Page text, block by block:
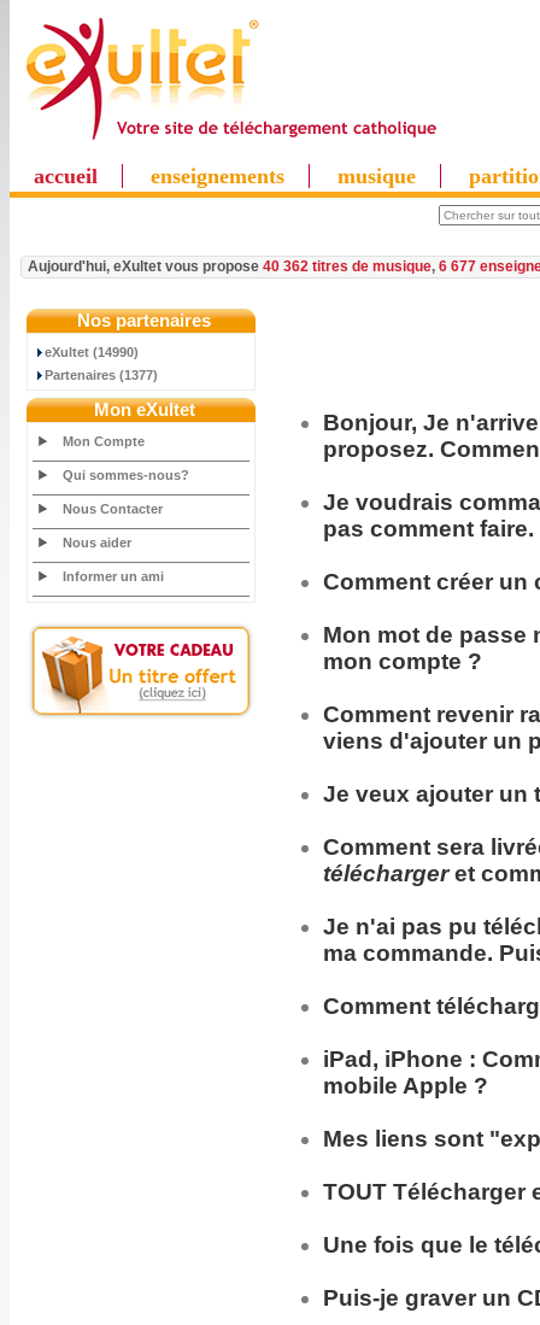
accueil enseignements musique
Aujourd'hui, eXultet vous propose 40 362 titres de musique, 6 677
Nos partenaires
eXultet (14990)
Partenaires (1377)
Mon eXultet
Mon Compte
Qui sommes-nous?
Nous Contacter
Nous aider
Informer un ami
Bonjour, Je
proposez.
Je voudrais
pas comment faire.
Comment créer un
Mon mot de passe
mon compte ?
Comment revenir
viens d'ajouter un
Je veux ajouter un
Comment sera
téléchargeret
Je n'ai pas pu
ma commande.
Comment
iPad, iPhone :
mobile Apple ?
Mes liens sont
TOUT Télécharger
Une fois que le
Puis-je graver un